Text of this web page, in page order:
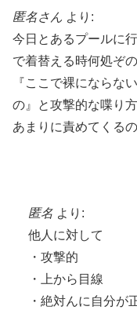
匿名さん より:
今日とあるプールに
で着替える時何処ぞ
『ここで裸にならな
の』と攻撃的な喋り
あまりに責めてくる
匿名 より:
他人に対して
・攻撃的
・上から目線
・絶対んに自分が